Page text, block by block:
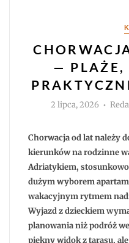
— PLAŻE,
2 lipca, 2026
Chorwacja od lat należy
kierunków na rodzinne
Adriatykiem,
dużym wyborem
wakacyjnym rytmem
Wyjazd z dzieckiem
planowania niż podróż
piękny widok z tarasu,